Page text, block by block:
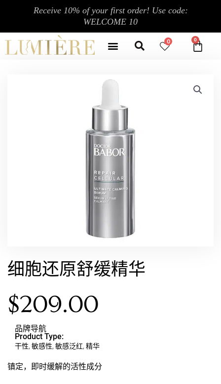
Receive 10% of your first order! Use code:
WELCOME 10
MenuSearch
0
细胞还原舒缓精华
$209.00
品牌导航
Product Type:
干性, 敏感性, 敏感泛红, 精华
镇定，即时缓解的活性成分